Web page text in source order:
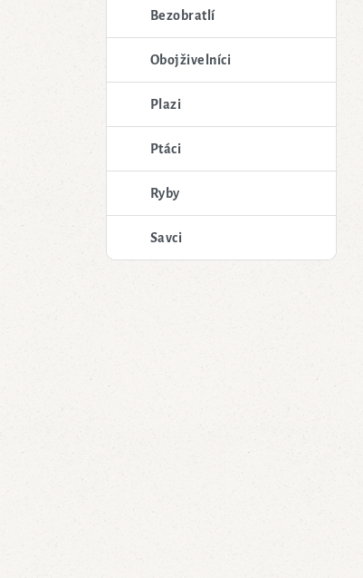
Bezobratlí
Obojživelníci
Plazi
Ptáci
Ryby
Savci